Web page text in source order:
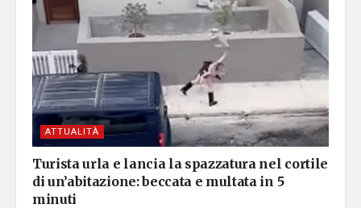
ATTUALITÀ
Turista urla e lancia la spazzatura nel cortile
di un’abitazione: beccata e multata in 5
minuti